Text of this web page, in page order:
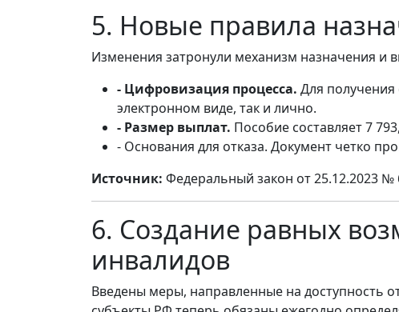
5. Новые правила
Изменения затронули механизм назначения
- Цифровизация процесса. Для
электронном виде, так и лично.
- Размер выплат. Пособие составляет 7
- Основания для отказа. Документ четко
Источник: Федеральный закон от 25.12.2023 №
6. Создание равных
инвалидов
Введены меры, направленные на доступность